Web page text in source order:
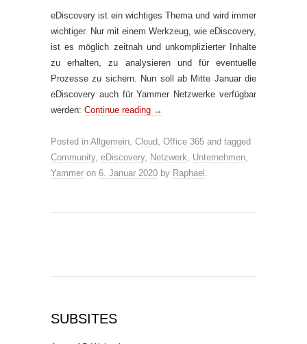
eDiscovery ist ein wichtiges Thema und wird immer
wichtiger. Nur mit einem Werkzeug, wie eDiscovery,
ist es möglich zeitnah und unkomplizierter Inhalte
zu erhalten, zu analysieren und für eventuelle
Prozesse zu sichern. Nun soll ab Mitte Januar die
eDiscovery auch für Yammer Netzwerke verfügbar
werden: Continue reading →
Posted in Allgemein, Cloud, Office 365 and tagged
Community, eDiscovery, Netzwerk, Unternehmen,
Yammer on 6. Januar 2020 by Raphael .
SUBSITES